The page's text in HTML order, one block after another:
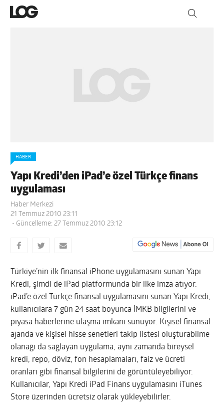
HABER
Yapı Kredi’den iPad’e özel Türkçe finans
uygulaması
Haber Merkezi
21 Temmuz 2010 23:11
- Güncelleme: 27 Temmuz 2010 23:12
Türkiye’nin ilk finansal iPhone uygulamasını sunan Yapı
Kredi, şimdi de iPad platformunda bir ilke imza atıyor.
iPad’e özel Türkçe finansal uygulamasını sunan Yapı Kredi,
kullanıcılara 7 gün 24 saat boyunca İMKB bilgilerini ve
piyasa haberlerine ulaşma imkanı sunuyor. Kişisel finansal
ajanda ve kişisel hisse senetleri takip listesi oluşturabilme
olanağı da sağlayan uygulama, aynı zamanda bireysel
kredi, repo, döviz, fon hesaplamaları, faiz ve ücreti
oranları gibi finansal bilgilerini de görüntüleyebiliyor.
Kullanıcılar, Yapı Kredi iPad Finans uygulamasını iTunes
Store üzerinden ücretsiz olarak yükleyebilirler.